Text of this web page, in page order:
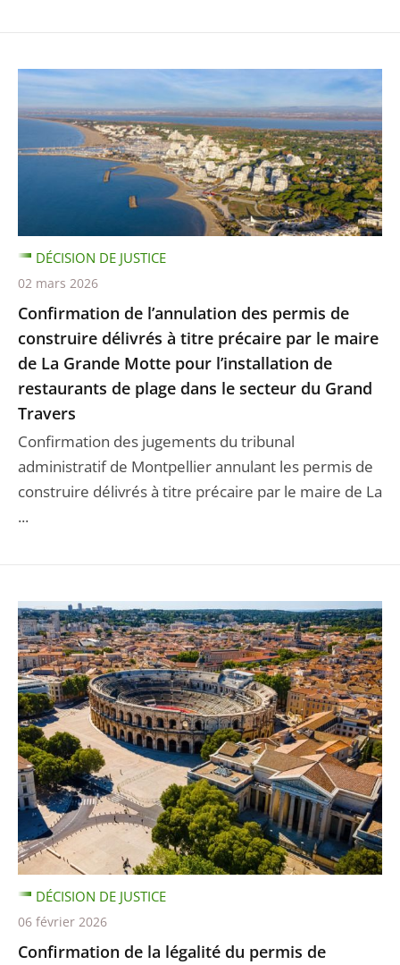
Confirmation de l’annulation des permis de
construire délivrés à titre précaire par le maire
de La Grande Motte pour l’installation de
restaurants de plage dans le secteur du Grand
Travers
Confirmation des jugements du tribunal
administratif de Montpellier annulant les permis de
construire délivrés à titre précaire par le maire de La
...
DÉCISION DE JUSTICE
02 mars 2026
Confirmation de la légalité du permis de
DÉCISION DE JUSTICE
06 février 2026